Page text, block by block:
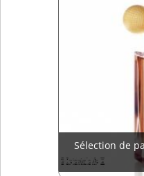
Sélection de